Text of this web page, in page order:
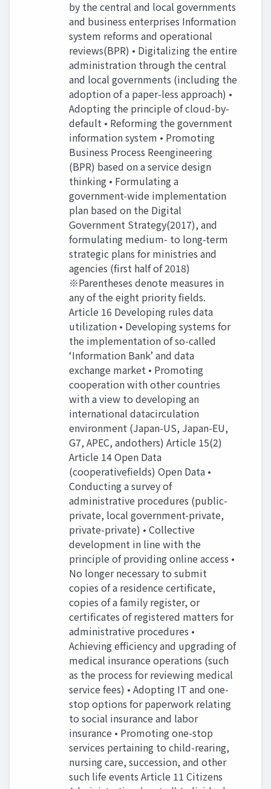
by the central and local governments
and business enterprises Information
system reforms and operational
reviews(BPR) • Digitalizing the entire
administration through the central
and local governments (including the
adoption of a paper-less approach) •
Adopting the principle of cloud-by-
default • Reforming the government
information system • Promoting
Business Process Reengineering
(BPR) based on a service design
thinking • Formulating a
government-wide implementation
plan based on the Digital
Government Strategy(2017), and
formulating medium- to long-term
strategic plans for ministries and
agencies (first half of 2018)
※Parentheses denote measures in
any of the eight priority fields.
Article 16 Developing rules data
utilization • Developing systems for
the implementation of so-called
‘Information Bank’ and data
exchange market • Promoting
cooperation with other countries
with a view to developing an
international datacirculation
environment (Japan-US, Japan-EU,
G7, APEC, andothers) Article 15(2)
Article 14 Open Data
(cooperativefields) Open Data •
Conducting a survey of
administrative procedures (public-
private, local government-private,
private-private) • Collective
development in line with the
principle of providing online access •
No longer necessary to submit
copies of a residence certificate,
copies of a family register, or
certificates of registered matters for
administrative procedures •
Achieving efficiency and upgrading of
medical insurance operations (such
as the process for reviewing medical
service fees) • Adopting IT and one-
stop options for paperwork relating
to social insurance and labor
insurance • Promoting one-stop
services pertaining to child-rearing,
nursing care, succession, and other
such life events Article 11 Citizens